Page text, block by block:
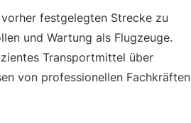
festgelegten Strecke zu
und Wartung als Flugzeuge.
Transportmittel über
von professionellen Fachkräften